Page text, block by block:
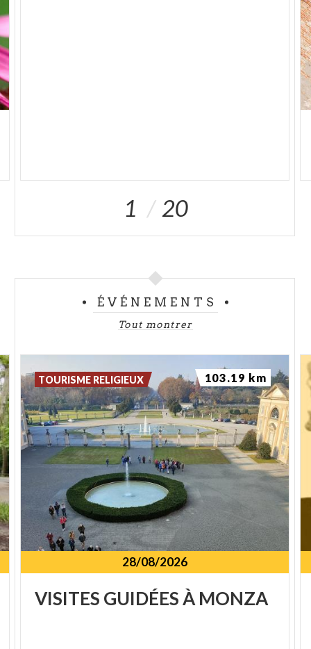
1 20
ÉVÉNEMENTS
Tout montrer
28/08/2026
VISITES GUIDÉESÀ MONZA
TOURISME RELIGIEUX 103.19 km